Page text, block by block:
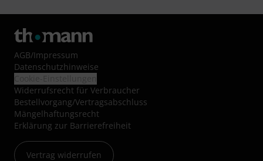
AGB/Impressum
Datenschutzhinweise
Widerrufsrecht für Verbraucher
Bestellvorgang/Vertragsabschluss
Mängelhaftungsrecht
Erklärung zur Barrierefreiheit
Vertrag widerrufen